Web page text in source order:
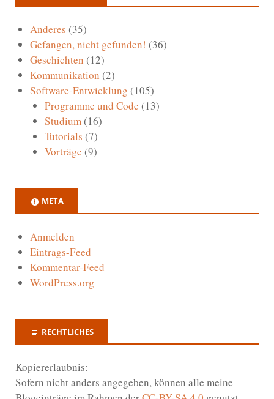
Anderes (35)
Gefangen, nicht gefunden! (36)
Geschichten (12)
Kommunikation (2)
Software-Entwicklung (105)
Programme und Code (13)
Studium(16)
Tutorials (7)
Vorträge (9)
META
Anmelden
Eintrags-Feed
Kommentar-Feed
WordPress.org
RECHTLICHES
Kopiererlaubnis:
Sofern nicht anders angegeben, können alle meine